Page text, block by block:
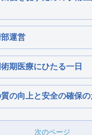
運営
期医療にひたる一日
の向上と安全の確保の
次のページ